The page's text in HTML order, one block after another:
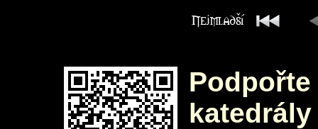
katedrály